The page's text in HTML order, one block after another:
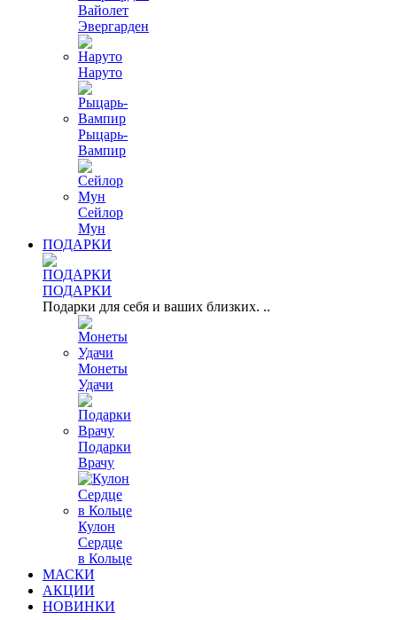
Вайолет
Эвергарден
Наруто
Рыцарь-
Вампир
Сейлор
Мун
ПОДАРКИ
ПОДАРКИ
Подарки для себя и ваших близких. ..
Монеты
Удачи
Подарки
Врачу
Кулон
Сердце
в Кольце
МАСКИ
АКЦИИ
НОВИНКИ